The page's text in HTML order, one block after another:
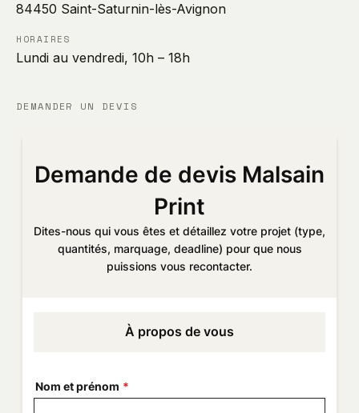
84450 Saint-Saturnin-lès-Avignon
HORAIRES
Lundi au vendredi, 10h – 18h
DEMANDER UN DEVIS